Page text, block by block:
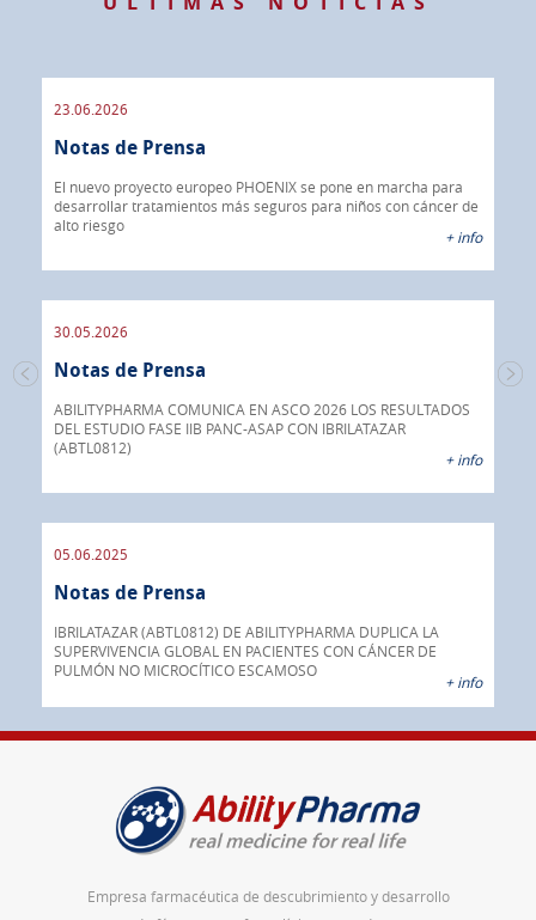
23.06.2026
Notas de Prensa
El nuevo proyecto europeo PHOENIX se pone en marcha para
desarrollar tratamientos más seguros para niños con cáncer de
alto riesgo
+ info
30.05.2026
Notas de Prensa
ABILITYPHARMA COMUNICA EN ASCO 2026 LOS RESULTADOS
DEL ESTUDIO FASE IIB PANC-ASAP CON IBRILATAZAR
(ABTL0812)
+ info
05.06.2025
Notas de Prensa
IBRILATAZAR (ABTL0812) DE ABILITYPHARMA DUPLICA LA
SUPERVIVENCIA GLOBAL EN PACIENTES CON CÁNCER DE
PULMÓN NO MICROCÍTICO ESCAMOSO
+ info
Empresa farmacéutica de descubrimiento y desarrollo